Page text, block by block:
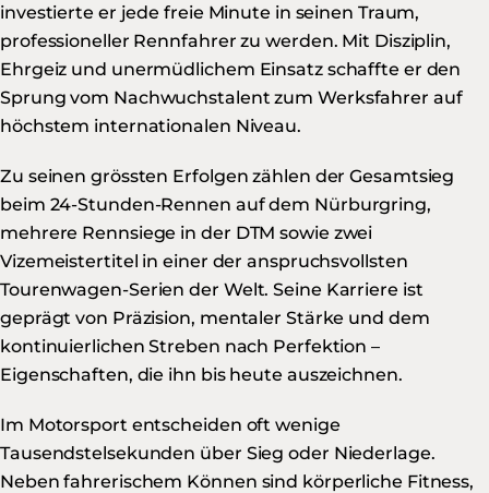
investierte er jede freie Minute in seinen Traum,
professioneller Rennfahrer zu werden. Mit Disziplin,
Ehrgeiz und unermüdlichem Einsatz schaffte er den
Sprung vom Nachwuchstalent zum Werksfahrer auf
höchstem internationalen Niveau.
Zu seinen grössten Erfolgen zählen der Gesamtsieg
beim 24-Stunden-Rennen auf dem Nürburgring,
mehrere Rennsiege in der DTM sowie zwei
Vizemeistertitel in einer der anspruchsvollsten
Tourenwagen-Serien der Welt. Seine Karriere ist
geprägt von Präzision, mentaler Stärke und dem
kontinuierlichen Streben nach Perfektion –
Eigenschaften, die ihn bis heute auszeichnen.
Im Motorsport entscheiden oft wenige
Tausendstelsekunden über Sieg oder Niederlage.
Neben fahrerischem Können sind körperliche Fitness,